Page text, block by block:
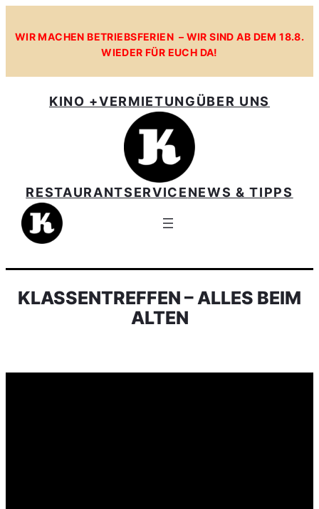
WIR MACHEN BETRIEBSFERIEN – WIR SIND AB DEM 18.8.
WIEDER FÜR EUCH DA!
KINO +VERMIETUNGÜBER UNS
RESTAURANTSERVICENEWS & TIPPS
KLASSENTREFFEN – ALLES BEIM
ALTEN